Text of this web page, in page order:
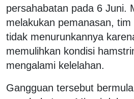
persahabatan pada 6 Juni.
melakukan pemanasan, tim
tidak menurunkannya
memulihkan kondisi
mengalami kelelahan.
Gangguan tersebut